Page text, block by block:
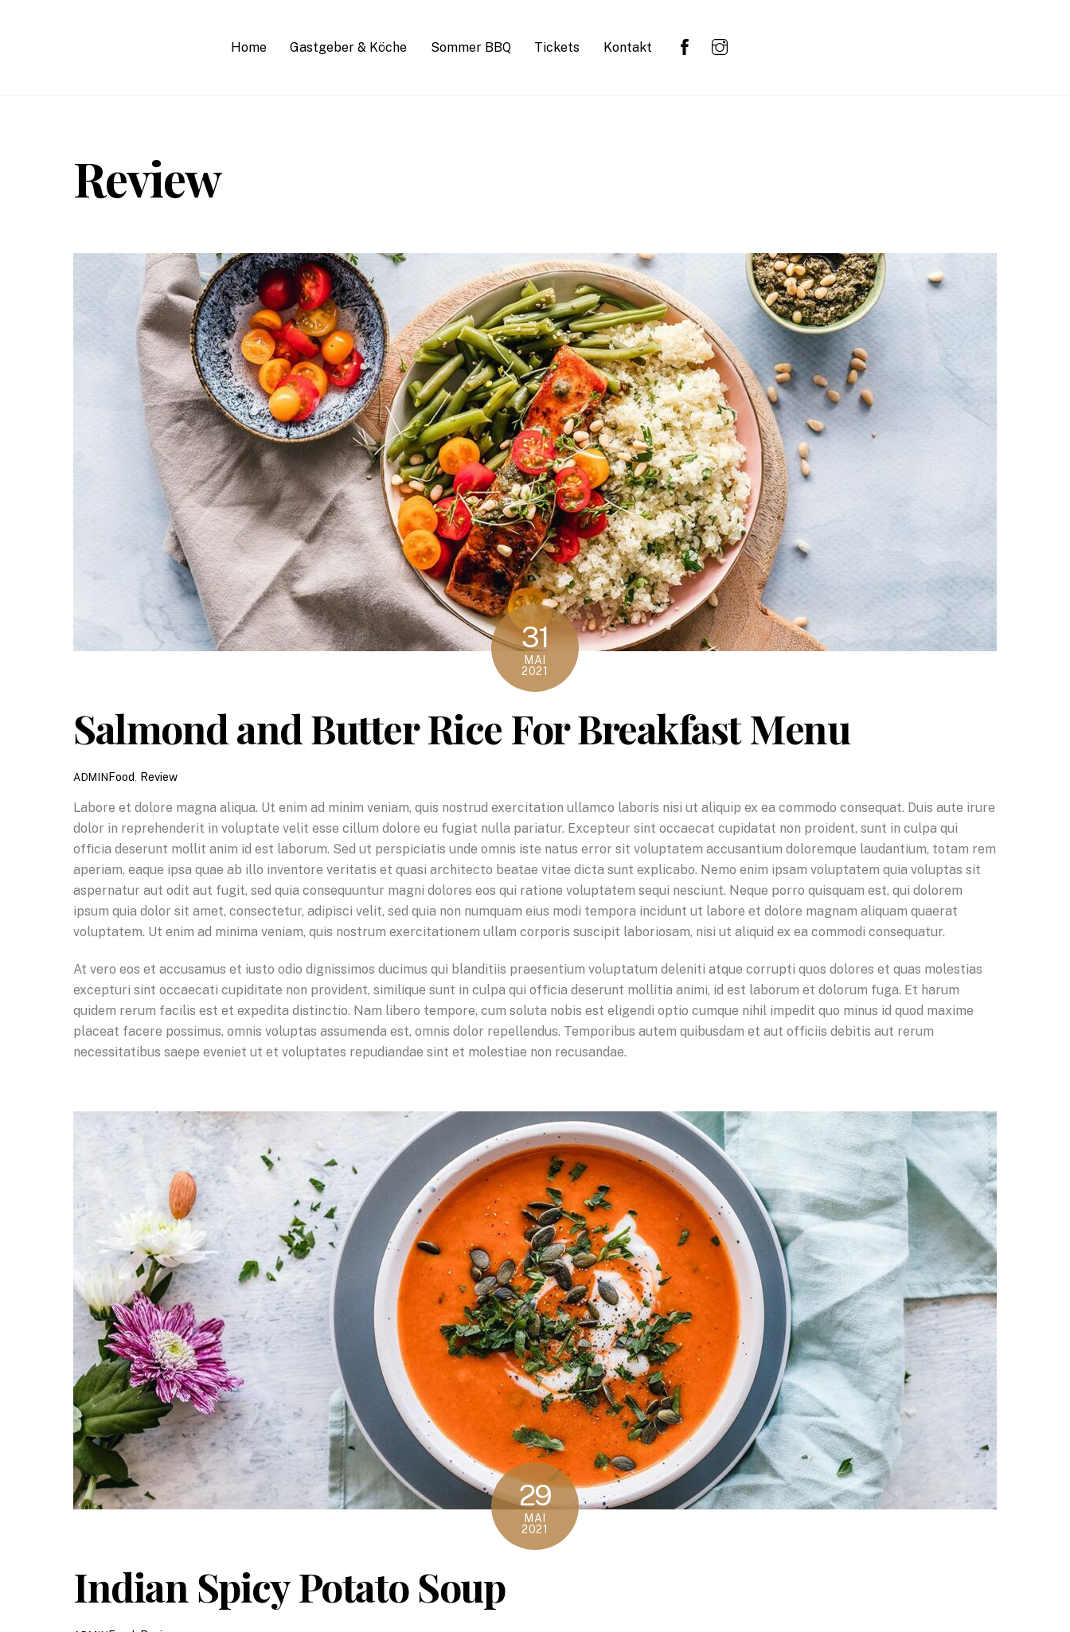
Home Gastgeber & Köche Sommer BBQ Tickets Kontakt
Review
31
MAI
2021
Salmond and Butter Rice For Breakfast Menu
ADMINFood Review
Labore et dolore magna aliqua. Ut enim ad minim veniam, quis nostrud exercitation ullamco laboris nisi ut aliquip ex ea commodo consequat. Duis aute irure
dolor in reprehenderit in voluptate velit esse cillum dolore eu fugiat nulla pariatur. Excepteur sint occaecat cupidatat non proident, sunt in culpa qui
officia deserunt mollit anim id est laborum. Sed ut perspiciatis unde omnis iste natus error sit voluptatem accusantium doloremque laudantium, totam rem
aperiam, eaque ipsa quae ab illo inventore veritatis et quasi architecto beatae vitae dicta sunt explicabo. Nemo enim ipsam voluptatem quia voluptas sit
aspernatur aut odit aut fugit, sed quia consequuntur magni dolores eos qui ratione voluptatem sequi nesciunt. Neque porro quisquam est, qui dolorem
ipsum quia dolor sit amet, consectetur, adipisci velit, sed quia non numquam eius modi tempora incidunt ut labore et dolore magnam aliquam quaerat
voluptatem. Ut enim ad minima veniam, quis nostrum exercitationem ullam corporis suscipit laboriosam, nisi ut aliquid ex ea commodi consequatur.
At vero eos et accusamus et iusto odio dignissimos ducimus qui blanditiis praesentium voluptatum deleniti atque corrupti quos dolores et quas molestias
excepturi sint occaecati cupiditate non provident, similique sunt in culpa qui officia deserunt mollitia animi, id est laborum et dolorum fuga. Et harum
quidem rerum facilis est et expedita distinctio. Nam libero tempore, cum soluta nobis est eligendi optio cumque nihil impedit quo minus id quod maxime
placeat facere possimus, omnis voluptas assumenda est, omnis dolor repellendus. Temporibus autem quibusdam et aut officiis debitis aut rerum
necessitatibus saepe eveniet ut et voluptates repudiandae sint et molestiae non recusandae.
29
MAI
2021
Indian Spicy Potato Soup